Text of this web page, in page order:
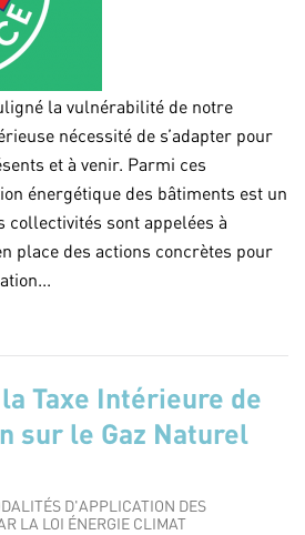
la vulnérabilité de notre
nécessité de s’adapter pour
et à venir. Parmi ces
énergétique des bâtiments est un
collectivités sont appelées à
place des actions concrètes pour
Taxe Intérieure de
sur le Gaz Naturel
D'APPLICATION DES
LA LOI ÉNERGIE CLIMAT